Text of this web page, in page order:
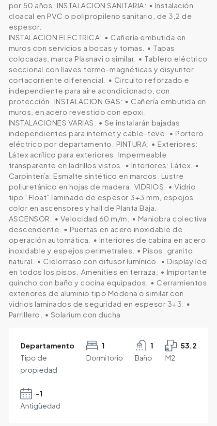
por 50 años. INSTALACION SANITARIA: • Instalación
cloacal en PVC o polipropileno sanitario, de 3,2 de
espesor.
INSTALACION ELECTRICA: • Cañería embutida en
muros con servicios a bocas y tomas. • Tapas
colocadas, marca Plasnavi o similar. • Tablero eléctrico
seccional con llaves termo-magnéticas y disyuntor
cortacorriente diferencial. • Circuito reforzado e
independiente para aire acondicionado, con
protección. INSTALACION GAS: • Cañería embutida en
muros, en acero revestido con epoxi.
INSTALACIONES VARIAS: • Se instalarán bajadas
independientes para internet y cable-teve. • Portero
eléctrico por departamento. PINTURA; • Exteriores:
Látex acrílico para exteriores. Impermeable
transparente en ladrillos vistos. • Interiores: Látex. •
Carpintería: Esmalte sintético en marcos. Lustre
poliuretánico en hojas de madera. VIDRIOS: • Vidrio
tipo “Float” laminado de espesor 3+3 mm, espejos
color en ascensores y hall de Planta Baja.
ASCENSOR: • Velocidad 60 m/m. • Maniobra colectiva
descendente. • Puertas en acero inoxidable de
operación automática. • Interiores de cabina en acero
inoxidable y espejos perimetrales. • Pisos: granito
natural. • Cielorraso con difusor lumínico. • Display led
en todos los pisos. Amenities en terraza; • Importante
quincho con baño y cocina equipados. • Cerramientos
exteriores de aluminio tipo Modena o similar con
vidrios laminados de seguridad en espesor 3+3. •
Parrillero. • Solarium con ducha
Departamento
Tipo de
propiedad
1
Dormitorio
1
Baño
53.2
M2
-1
Antigüedad